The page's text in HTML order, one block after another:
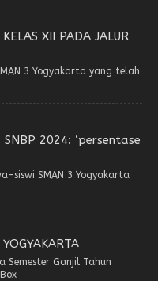
XII PADA JALUR
3 Yogyakarta yang telah
2024: ‘persentase
siswi SMAN 3 Yogyakarta
Semester Ganjil Tahun